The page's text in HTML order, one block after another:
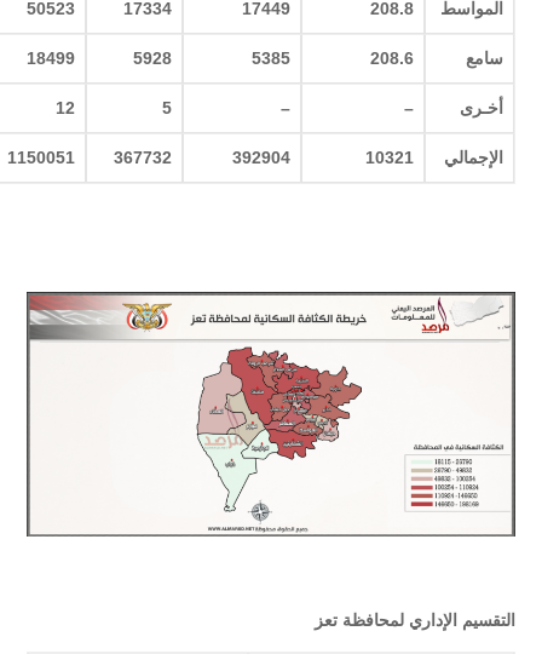
المواسط 208.8
17449
17334
50523
سامع 208.6
5385
5928
18499
أخـرى –
–
5
12
الإجمالي 10321
392904
367732
1150051
التقسيم الإداري لمحافظة تعز